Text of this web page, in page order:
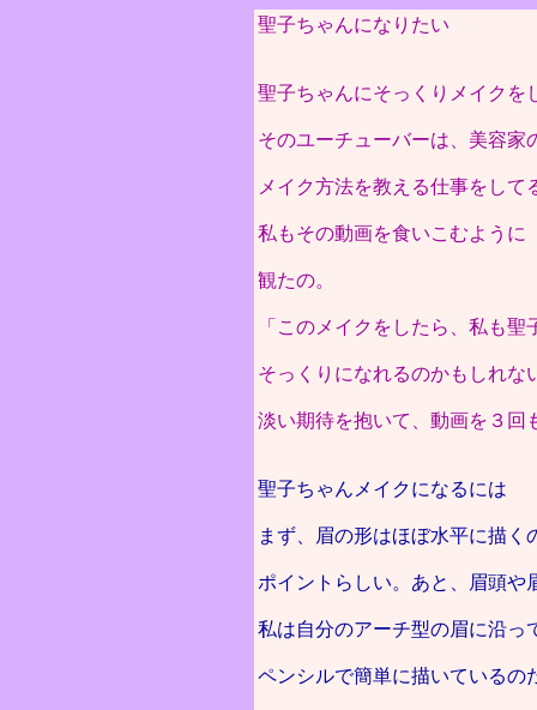
聖子ちゃんになりたい
聖子ちゃんにそっくりメイクを
そのユーチューバーは、美容家
メイク方法を教える仕事をして
私もその動画を食いこむように
観たの。
「このメイクをしたら、私も聖
そっくりになれるのかもしれな
淡い期待を抱いて、動画を３回
聖子ちゃんメイクになるには
まず、眉の形はほぼ水平に描く
ポイントらしい。あと、眉頭や
私は自分のアーチ型の眉に沿っ
ペンシルで簡単に描いているの